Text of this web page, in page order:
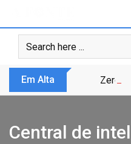
content
Em Alta Zero
Central de